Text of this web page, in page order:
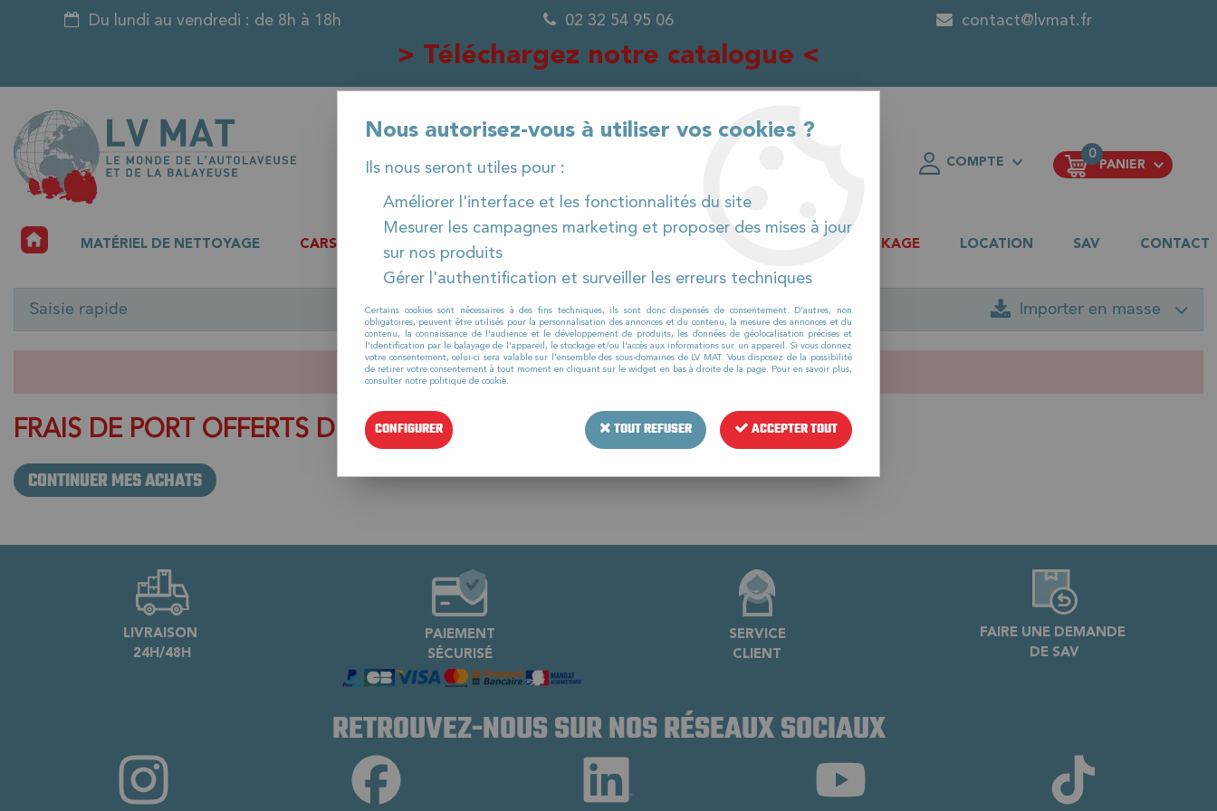
Du lundi au vendredi : de 8h à 18h 02 32 54 95 06 contact@lvmat.fr
> Téléchargez notre catalogue <
COMPTE
0
PANIER
ACCUEILMATÉRIEL DE NETTOYAGE CARSAT PIÈCES DÉTACHÉES DESTOCKAGE LOCATION SAV CONTACT
Saisie rapide Importer en masse
Aucun article
FRAIS DE PORT OFFERTS DES 299€ H.T D'ACHAT.
CONTINUER MES ACHATS
LIVRAISON
24H/48H
PAIEMENT
SÉCURISÉ
SERVICE
CLIENT
FAIRE UNE DEMANDE
DE SAV
RETROUVEZ-NOUS SUR NOS RÉSEAUX SOCIAUX
Nous autorisez-vous à utiliser vos cookies ?
Ils nous seront utiles pour :
Améliorer l'interface et les fonctionnalités du site
Mesurer les campagnes marketing et proposer des mises à jour
sur nos produits
Gérer l'authentification et surveiller les erreurs techniques
Certains cookies sont nécessaires à des fins techniques, ils sont donc dispensés de consentement. D'autres, non
obligatoires, peuvent être utilisés pour la personnalisation des annonces et du contenu, la mesure des annonces et du
contenu, la connaissance de l'audience et le développement de produits, les données de géolocalisation précises et
l'identification par le balayage de l'appareil, le stockage et/ou l'accès aux informations sur un appareil. Si vous donnez
votre consentement, celui-ci sera valable sur l’ensemble des sous-domaines de LV MAT. Vous disposez de la possibilité
de retirer votre consentement à tout moment en cliquant sur le widget en bas à droite de la page. Pour en savoir plus,
consulter notre politique de cookie.
CONFIGURER TOUT REFUSER ACCEPTER TOUT